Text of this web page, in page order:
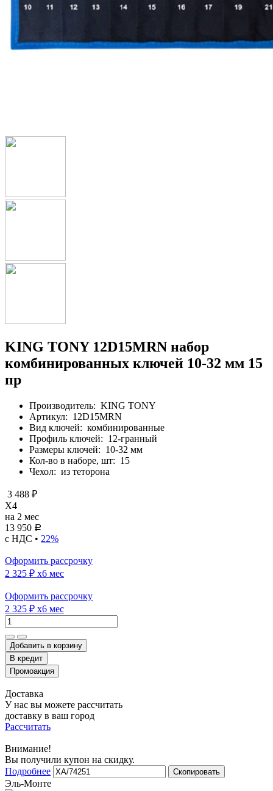
KING TONY 12D15MRN набор
комбинированных ключей 10-32 мм 15
пр
Производитель: KING TONY
Артикул: 12D15MRN
Вид ключей: комбинированные
Профиль ключей: 12-гранный
Размеры ключей: 10-32 мм
Кол-во в наборе, шт: 15
Чехол: из теторона
3 488 ₽
X4
на 2 мес
13 950 Р
с НДС • 22%
Оформить рассрочку
2 325 ₽ x6 мес
Оформить рассрочку
2 325 ₽ x6 мес
Добавить в корзину
Доставка
У нас вы можете рассчитать
доставку в ваш город
Рассчитать
Внимание!
Вы получили купон на скидку.
Подробнее
Скопировать
Эль-Монте